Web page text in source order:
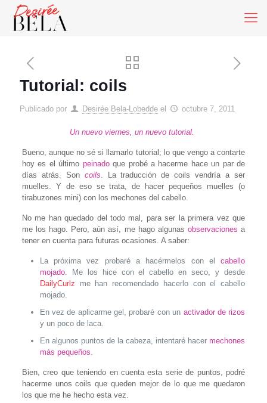
Tutorial: coils
Publicado por Desirée Bela-Lobedde el octubre 7, 2011
Un nuevo viernes, un nuevo tutorial.
Bueno, aunque no sé si llamarlo tutorial; lo que vengo a contarte
hoy es el último peinadoque probé a hacerme hace un par de
días atrás. Son coils. La traducción de coils vendría a ser
muelles. Y de eso se trata, de hacer pequeños muelles (o
tirabuzones mini) con los mechones del cabello.
No me han quedado del todo mal, para ser la primera vez que
me los hago. Pero, aún así, me hago algunasobservaciones a
tener en cuenta para futuras ocasiones. A saber:
La próxima vez probaré a hacérmelos con elcabello
mojado. Me los hice con el cabello en seco, y desde
DailyCurlz me han recomendado hacerlo con el cabello
mojado.
En vez de aplicarme gel, probaré con un activador de rizos
y un poco de laca.
En algunos puntos de la cabeza, intentaré hacermechones
más pequeños.
Bien, creo que teniendo en cuenta esta serie de puntos, podré
hacerme unos coils que queden mejor de lo que me quedaron
los que me he hecho esta vez.